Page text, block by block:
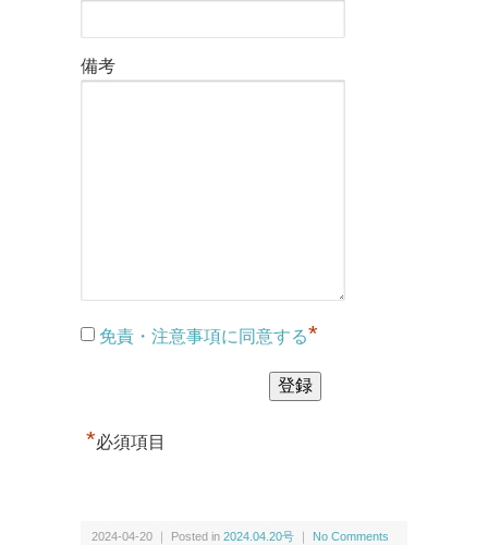
備考
免責・注意事項に同意する*
*必須項目
2024-04-20 ｜ Posted in 2024.04.20号 No Comments